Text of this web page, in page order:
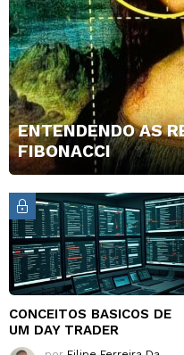
ENTENDENDO AS
FIBONACCI
CONCEITOS BASICOS DE
UM DAY TRADER